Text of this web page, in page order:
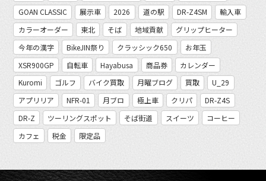
GOAN CLASSIC
展示車 2026 道の駅 DR-Z4SM
輸入車
カラーオーダー
東北 そば 地域貢献
グリップヒーター
今年の漢字
BikeJIN祭り クラッシック650
お年玉
XSR900GP
自転車 Hayabusa 商品券
カレンダー
Kuromi
ゴルフ バイク買取 月曜ブログ 買取
U_29
アプリリア
NFR-01 月ブロ 極上車 クリパ
DR-Z4S
DR-Z
ツーリングスポット そば街道 スイーツ
コーヒー
カフェ
税金 限定品